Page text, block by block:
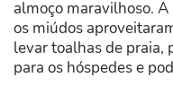
almoço maravilhoso.
os miúdos
levar toalhas de praia,
para os hóspedes e